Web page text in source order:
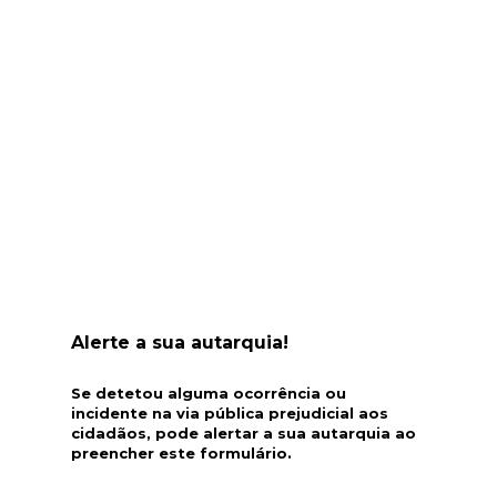
Alerte a sua autarquia!
Se detetou alguma ocorrência ou
incidente na via pública prejudicial aos
cidadãos, pode alertar a sua autarquia ao
preencher este formulário.